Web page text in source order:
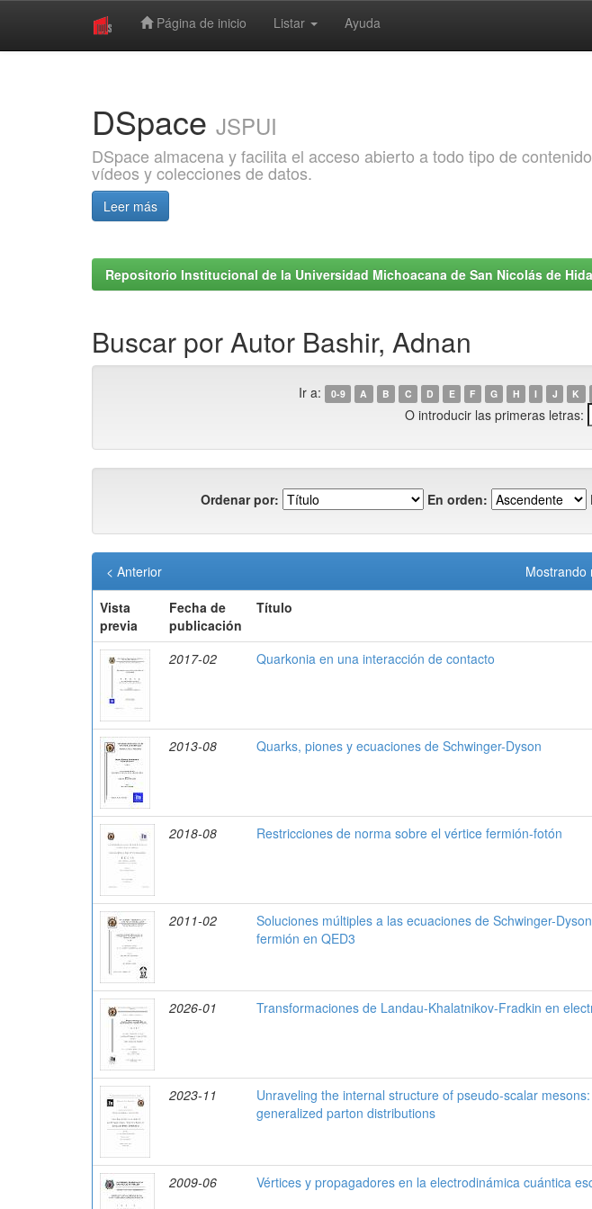
Página de inicio Listar Ayuda
DSpace JSPUI
DSpace almacena y facilita el acceso abierto a todo tipo de
vídeos y colecciones de datos.
Leer más
Repositorio Institucional de la Universidad Michoacana de San Nicolás de
Buscar por Autor Bashir, Adnan
Ir a: 0-9 A B C D E F G H I J K
O introducir las primeras letras:
Ordenar por: En orden:
Mostrando
< Anterior
Vista
previa
Fecha de
publicación
Título
2017-02 Quarkonia en una interacción de contacto
2013-08 Quarks, piones y ecuaciones de Schwinger-Dyson
2018-08 Restricciones de norma sobre el vértice fermión-fotón
2011-02
Soluciones múltiples a las ecuaciones de Schwinger-
fermión en QED3
2026-01 Transformaciones de Landau-Khalatnikov-Fradkin en
2023-11
Unraveling the internal structure of pseudo-scalar
generalized parton distributions
2009-06 Vértices y propagadores en la electrodinámica cuántica